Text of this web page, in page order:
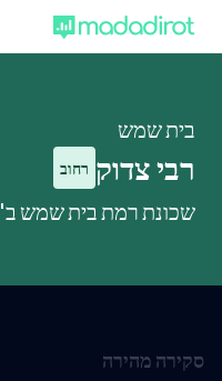
בית שמש
רבי צדוק רחוב
שכונת רמת בית שמש ב'
סקירה מהירה